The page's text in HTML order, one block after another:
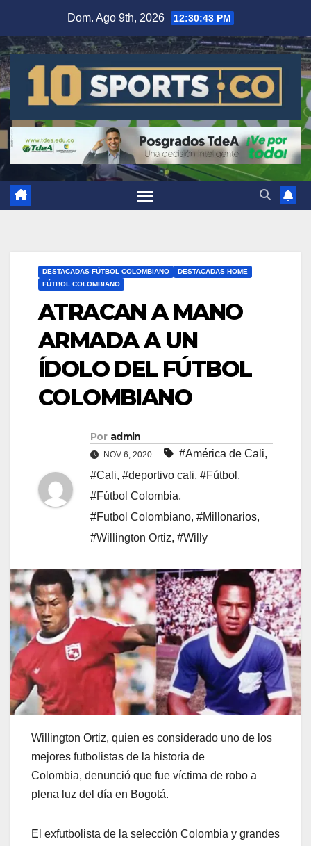
Dom. Ago 9th, 2026 12:30:44 PM
DESTACADAS FÚTBOL COLOMBIANO
DESTACADAS HOME
FÚTBOL COLOMBIANO
ATRACAN A MANO
ARMADA A UN
ÍDOLO DEL FÚTBOL
COLOMBIANO
Por admin
NOV 6, 2020 #América de Cali,
#Cali, #deportivo cali, #Fútbol ,
#Fútbol Colombia,
#Futbol Colombiano, #Millonarios,
#Willington Ortiz, #Willy
Willington Ortiz, quien es considerado uno de los
mejores futbolistas de la historia de
Colombia, denunció que fue víctima de robo a
plena luz del día en Bogotá.
El exfutbolista de la selección Colombia y grandes